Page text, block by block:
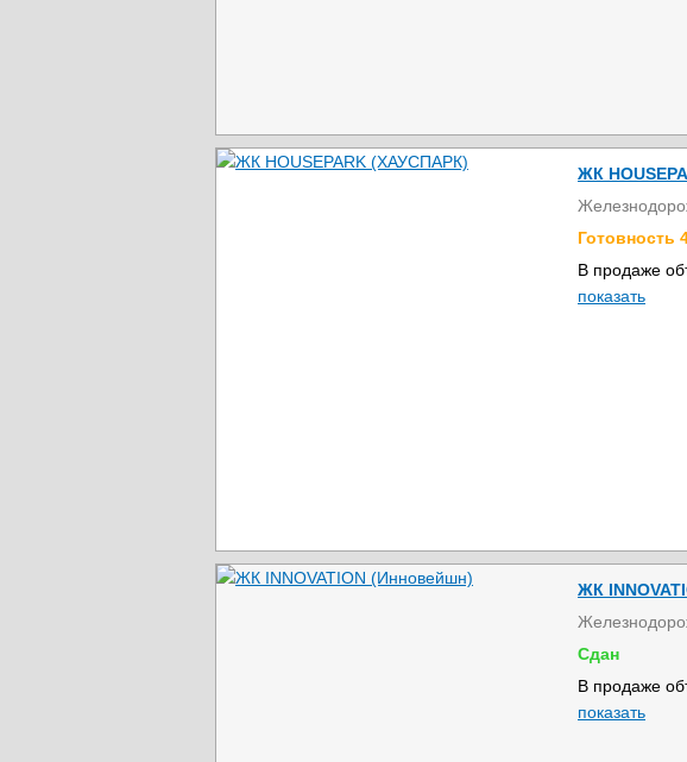
ЖК
Готовность
В продаже
показать
ЖК
Сдан
В продаже
показать